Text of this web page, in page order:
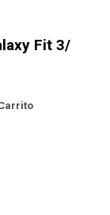
Fit 3/